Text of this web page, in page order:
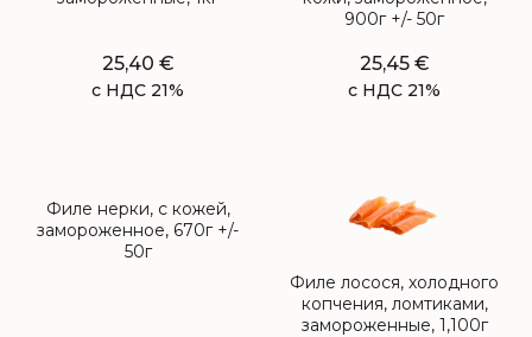
25,40 €
с НДС 21%
900г +/- 50г
25,45 €
с НДС 21%
Филе нерки, с кожей,
замороженное, 670г +/-
50г
Филе лосося, холодного
копчения, ломтиками,
замороженные, 1,100г